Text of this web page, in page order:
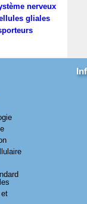
nerveux
gliales